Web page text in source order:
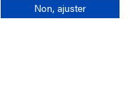
Non, ajuster